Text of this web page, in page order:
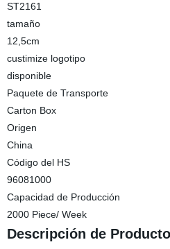
ST2161
tamaño
12,5cm
custimize logotipo
disponible
Paquete de Transporte
Carton Box
Origen
China
Código del HS
96081000
Capacidad de Producción
2000 Piece/ Week
Descripción de Producto